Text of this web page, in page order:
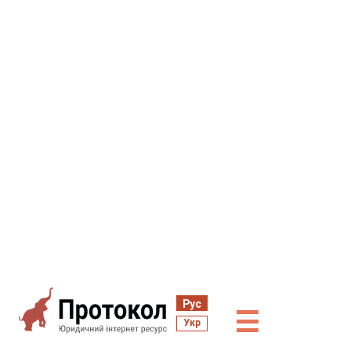
Рус
Укр ☰